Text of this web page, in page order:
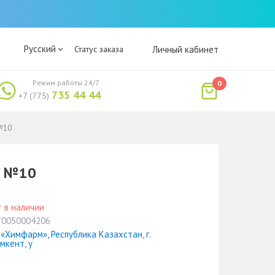
Русский Статус заказа Личный кабинет
+7 (775) 735 44 44
Режим работы 24/7 0
№10
в наличии
Республика Казахстан, г.
у